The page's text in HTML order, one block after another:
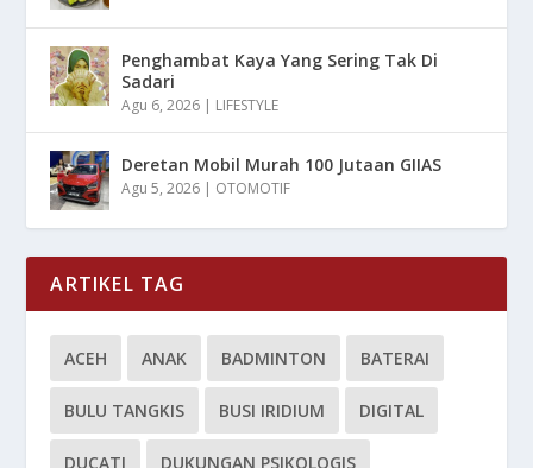
Penghambat Kaya Yang Sering Tak Di
Sadari
Agu 6, 2026 | LIFESTYLE
Deretan Mobil Murah 100 Jutaan GIIAS
Agu 5, 2026 | OTOMOTIF
ARTIKEL TAG
ACEH ANAK BADMINTON BATERAI
BULU TANGKIS BUSI IRIDIUM DIGITAL
DUCATI DUKUNGAN PSIKOLOGIS